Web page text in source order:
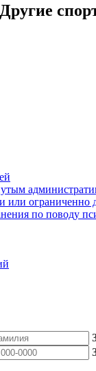
ограниченно
по поводу